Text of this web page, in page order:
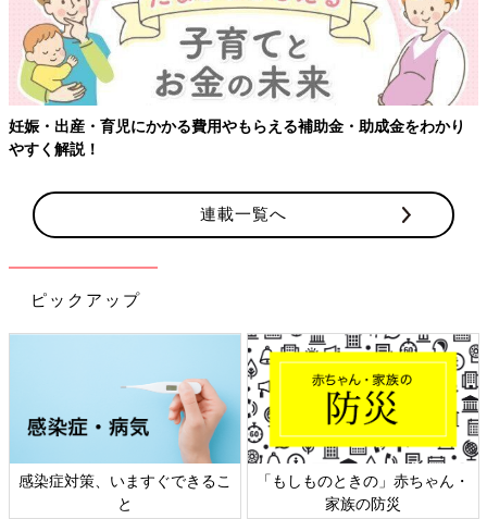
妊娠・出産・育児にかかる費用やもらえる補助金・助成金をわかり
やすく解説！
連載一覧へ
ピックアップ
感染症対策、いますぐできるこ
と
「もしものときの」赤ちゃん・
家族の防災